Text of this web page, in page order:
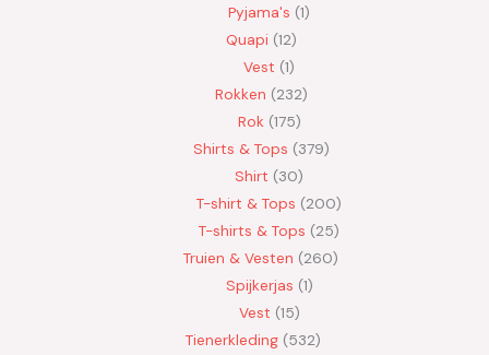
Pyjama's 1
Quapi 12
Vest 1
Rokken 232
Rok 175
Shirts & Tops 379
Shirt
30
T-shirt & Tops
200
T-shirts & Tops
25
Truien & Vesten
260
Spijkerjas 1
Vest 15
Tienerkleding 532